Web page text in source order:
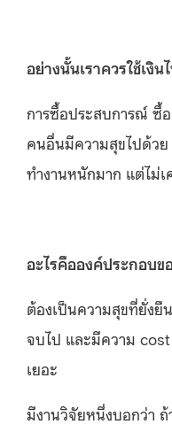
อย่างนั้นเราควรใช้เงิ
การซื้อประสบการณ์ ซื้
คนอื่นมีความสุขไปด้วย
ทำงานหนักมาก แต่ไม่เ
อะไรคือองค์ประกอบ
ต้องเป็นความสุขที่ยั่งยื
จบไป และมีความ
เยอะ
มีงานวิจัยหนึ่งบอกว่า